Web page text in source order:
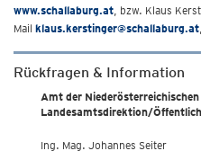
www.schallaburg.at, bzw. Klaus
Mail klaus.kerstinger@schallaburg.at
Rückfragen & Information
Amt der
Landesamtsdirektion/
Ing. Mag. Johannes Seiter